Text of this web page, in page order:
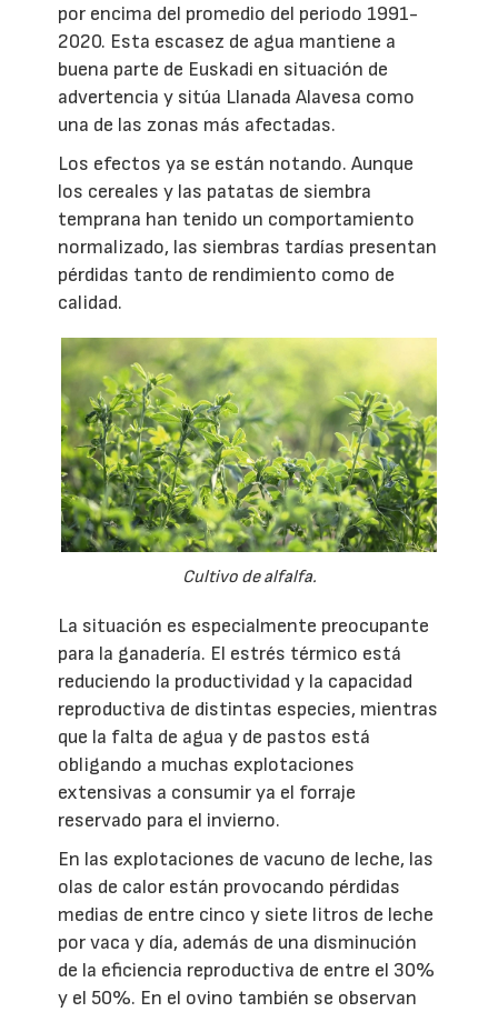
por encima del promedio del periodo 1991-
2020. Esta escasez de agua mantiene a
buena parte de Euskadi en situación de
advertencia y sitúa Llanada Alavesa como
una de las zonas más afectadas.
Los efectos ya se están notando. Aunque
los cereales y las patatas de siembra
temprana han tenido un comportamiento
normalizado, las siembras tardías presentan
pérdidas tanto de rendimiento como de
calidad.
Cultivo de alfalfa.
La situación es especialmente preocupante
para la ganadería. El estrés térmico está
reduciendo la productividad y la capacidad
reproductiva de distintas especies, mientras
que la falta de agua y de pastos está
obligando a muchas explotaciones
extensivas a consumir ya el forraje
reservado para el invierno.
En las explotaciones de vacuno de leche, las
olas de calor están provocando pérdidas
medias de entre cinco y siete litros de leche
por vaca y día, además de una disminución
de la eficiencia reproductiva de entre el 30%
y el 50%. En el ovino también se observan